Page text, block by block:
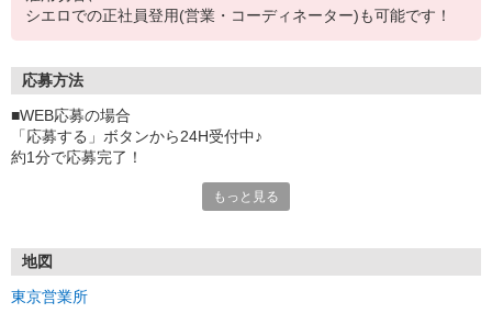
シエロでの正社員登用(営業・コーディネーター)も可能です！
応募方法
■WEB応募の場合
「応募する」ボタンから24H受付中♪
約1分で応募完了！
①応募から3営業日を目安に、メールorお電話でご連絡します。
もっと見る
地図
東京営業所